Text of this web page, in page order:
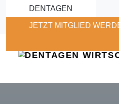
Skip to main content
DENTAGEN
JETZT MITGLIED